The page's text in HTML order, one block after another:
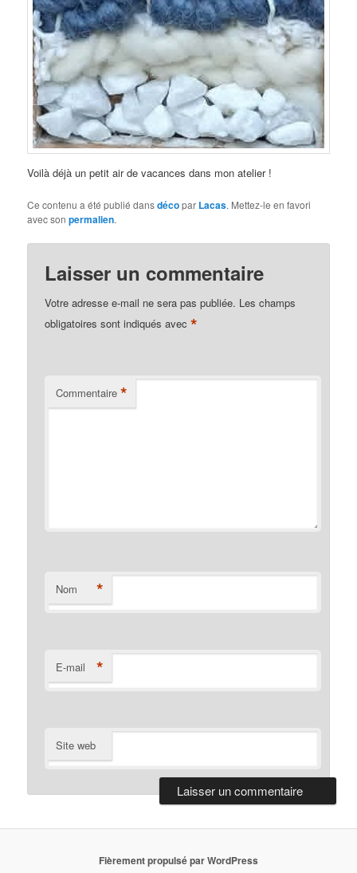
Voilà déjà un petit air de vacances dans mon atelier !
Ce contenu a été publié dansdécopar Lacas. Mettez-le en favori
avec sonpermalien.
Laisser un commentaire
Votre adresse e-mail ne sera pas publiée. Les champs
obligatoires sont indiqués avec*
Commentaire *
Nom *
E-mail *
Site web
Fièrement propulsé par WordPress